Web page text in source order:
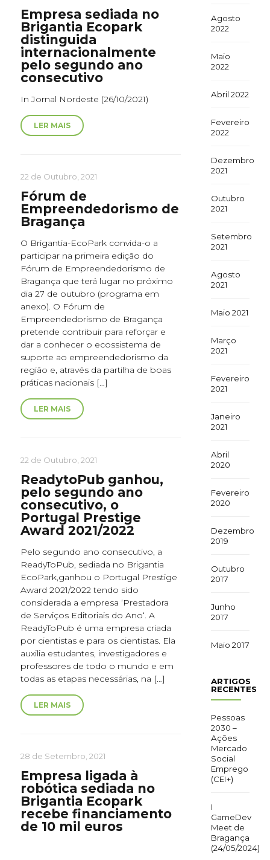
Empresa sediada no
Brigantia Ecopark
distinguida
internacionalmente
pelo segundo ano
consecutivo
In Jornal Nordeste (26/10/2021)
LER MAIS
22 de Outubro, 2021
Fórum de
Empreendedorismo de
Bragança
O Brigantia-EcoPark convida-o a
participar na primeira edição do
Fórum de Empreendedorismo de
Bragança que terá lugar no próximo
dia 27 de outubro (programa em
anexo). O Fórum de
Empreendedorismo de Bragança
pretende contribuir para reforçar e
dar a conhecer o ecossistema de
suporte ao empreendedorismo da
região e, através da partilha de boas
práticas nacionais […]
LER MAIS
22 de Outubro, 2021
ReadytoPub ganhou,
pelo segundo ano
consecutivo, o
Portugal Prestige
Award 2021/2022
Pelo segundo ano consecutivo, a
ReadyToPub, sediada no Brigantia
EcoPark,ganhou o Portugal Prestige
Award 2021/2022 tendo sido
considerada a empresa ‘Prestadora
de Serviços Editoriais do Ano‘. A
ReadyToPub é uma empresa criada
por cientistas e para os cientistas. Ela
auxilia estudantes, investigadores e
professores de todo o mundo e em
todas as etapas necessárias, na […]
LER MAIS
28 de Setembro, 2021
Empresa ligada à
robótica sediada no
Brigantia Ecopark
recebe financiamento
de 10 mil euros
Agosto
2022
Maio
2022
Abril 2022
Fevereiro
2022
Dezembro
2021
Outubro
2021
Setembro
2021
Agosto
2021
Maio 2021
Março
2021
Fevereiro
2021
Janeiro
2021
Abril
2020
Fevereiro
2020
Dezembro
2019
Outubro
2017
Junho
2017
Maio 2017
ARTIGOS
RECENTES
Pessoas
2030 –
Ações
Mercado
Social
Emprego
(CEI+)
I
GameDev
Meet de
Bragança
(24/05/2024)